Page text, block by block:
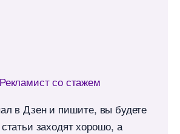
со стажем
в Дзен и пишите, вы будете
заходят хорошо, а